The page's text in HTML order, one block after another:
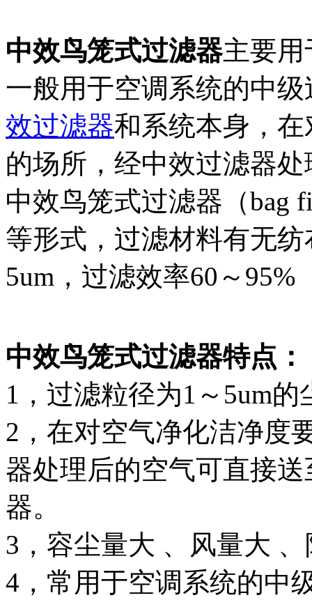
中效鸟笼式过滤器主要用
一般用于空调系统的中
效过滤器和系统本身，
的场所，经中效过滤器
中效鸟笼式过滤器（bag
等形式，过滤材料有无
5um，过滤效率60～95%
中效鸟笼式过滤器特点：
1，过滤粒径为1～5um的
2，在对空气净化洁净度
器处理后的空气可直接
器。
3，容尘量大 、风量大
4，常用于空调系统的中